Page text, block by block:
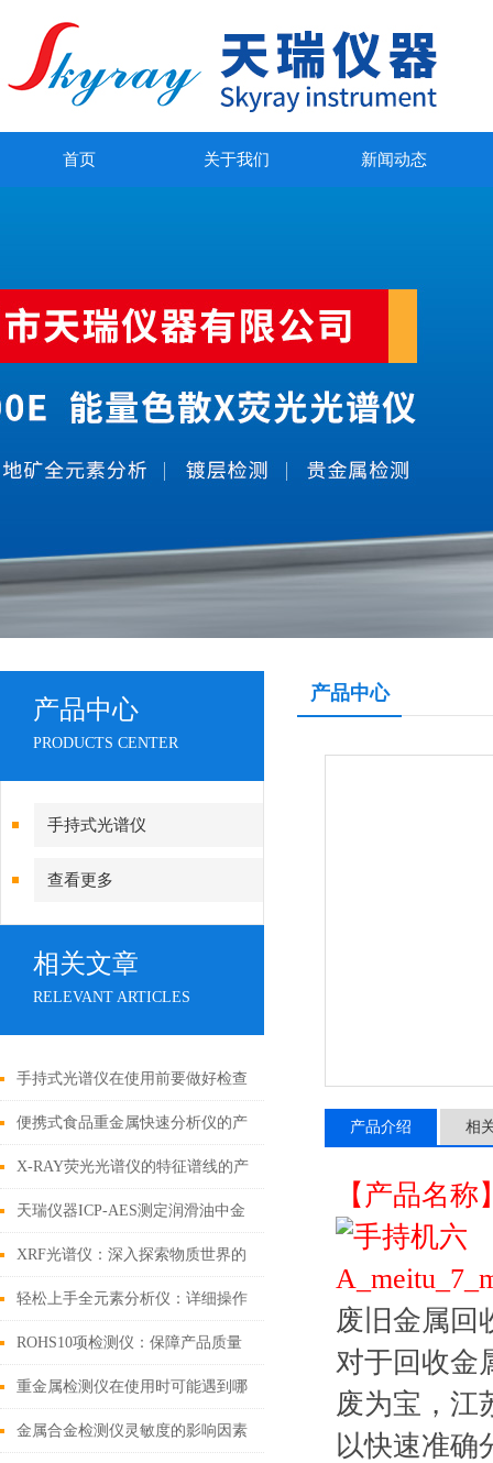
首页 关于我们 新闻动态
产品中心
PRODUCTS CENTER
手持式光谱仪
查看更多
相关文章
RELEVANT ARTICLES
手持式光谱仪在使用前要做好检查
工作
便携式食品重金属快速分析仪的产
品特点及优势
X-RAY荧光光谱仪的特征谱线的产
生是基于不同的机理
天瑞仪器ICP-AES测定润滑油中金
属元素
XRF光谱仪：深入探索物质世界的
非破坏性工具
轻松上手全元素分析仪：详细操作
指南
ROHS10项检测仪：保障产品质量
和环境安全的利器
重金属检测仪在使用时可能遇到哪
些问题?如何解决?
金属合金检测仪灵敏度的影响因素
产品中心
产品介绍 相
【产品名
废旧金属回
对于回收金
废为宝，江
以快速准确